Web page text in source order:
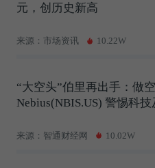
元，创历史新高
来源：市场资讯 10.22W
“大空头”伯里再出手：做
Nebius(NBIS.US) 警惕科
来源：智通财经网 10.02W